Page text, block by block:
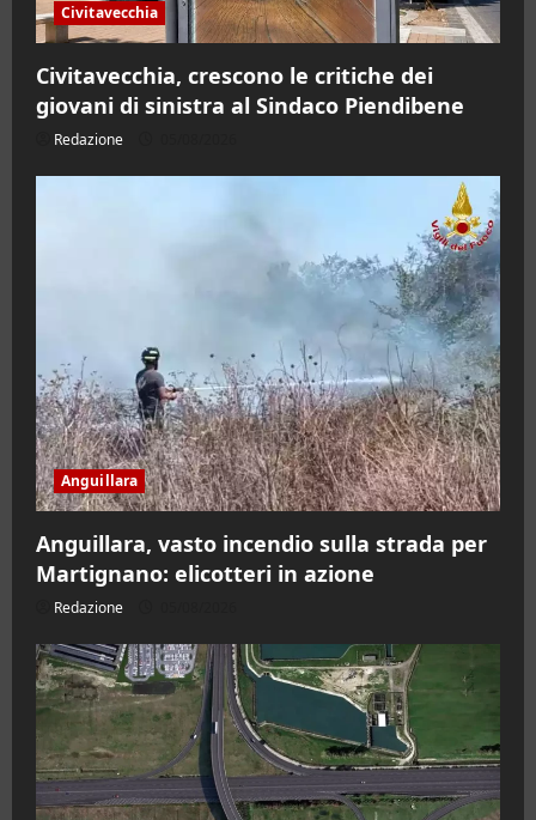
Civitavecchia
Civitavecchia, crescono le critiche dei
giovani di sinistra al Sindaco Piendibene
Redazione
Anguillara
Anguillara, vasto incendio sulla strada per
Martignano: elicotteri in azione
Redazione